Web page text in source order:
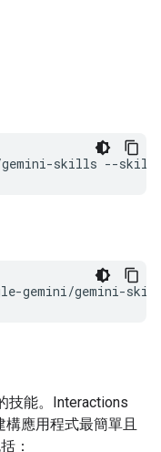
gemini-skills --skill
gemini/gemini-
技能。Interactions
應用程式最簡單且
：